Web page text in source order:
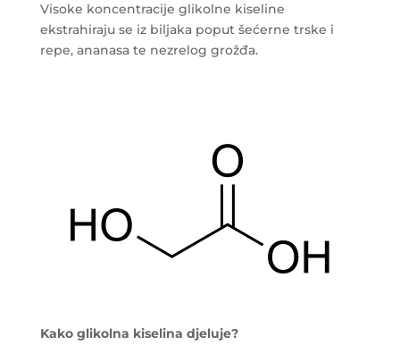
Visoke koncentracije glikolne kiseline
ekstrahiraju se iz biljaka poput šećerne trske i
repe, ananasa te nezrelog grožđa.
Kako glikolna kiselina djeluje?